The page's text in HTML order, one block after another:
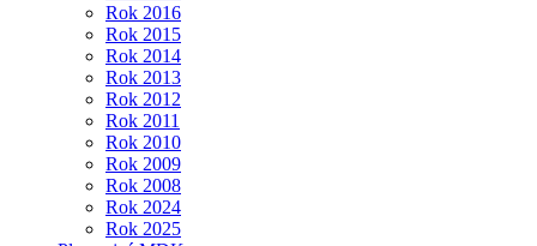
Rok 2016
Rok 2015
Rok 2014
Rok 2013
Rok 2012
Rok 2011
Rok 2010
Rok 2009
Rok 2008
Rok 2024
Rok 2025